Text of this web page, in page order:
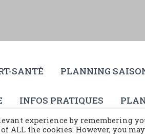
SANTÉ PLANNING
INFOS PRATIQUES
Akhilleus
experience by remembering
ALL the cookies. However, you